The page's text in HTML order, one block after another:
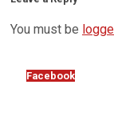
You must be
Facebook